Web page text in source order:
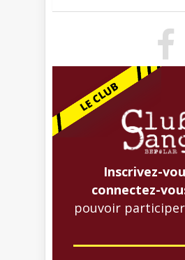
Inscrivez-
connectez-
pouvoir participer